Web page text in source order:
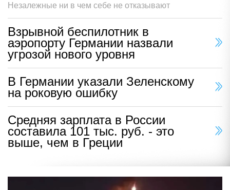
Незалежные ни в чем себе не отказывают
Взрывной беспилотник в
аэропорту Германии назвали
угрозой нового уровня
В Германии указали Зеленскому
на роковую ошибку
Средняя зарплата в России
составила 101 тыс. руб. - это
выше, чем в Греции